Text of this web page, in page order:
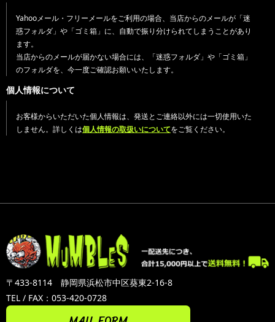
Yahooメール・フリーメールをご利用の場合、当店からのメールが「迷
惑フォルダ」や「ゴミ箱」に、自動で振り分けられてしまうことがあり
ます。
当店からのメールが届かない場合には、「迷惑フォルダ」や「ゴミ箱」
のフォルダを、今一度ご確認お願いいたします。
個人情報について
お客様からいただいた個人情報は、発送とご連絡以外には一切使用いた
しません。詳しくは個人情報の取扱いについてをご覧ください。
〒433-8114 静岡県浜松市中区葵東2-16-8
TEL / FAX：053-420-0728